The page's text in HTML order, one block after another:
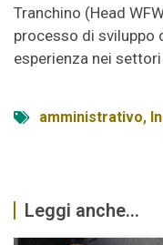
Tranchino (Head
processo di sviluppo
esperienza nei
amministrativo,
Leggi anche...